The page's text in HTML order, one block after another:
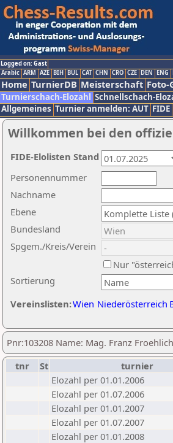
Logged on: Gast
Arabic ARM AZE BIH BUL CAT CHN CRO CZE DEN ENG
Home TurnierDB Meisterschaft Foto-
Turnierschach-Elozahl Schnellschach-
Allgemeines Turnier anmelden: AUT FIDE
Willkommen bei den
Nachname
Ebene
Sortierung
Personennummer
Bundesland
Spgem./Kreis/Verein
Nur
Vereinslisten:Wien Niederösterreich
FIDE-Elolisten Stand
Pnr:103208 Name: Mag. Franz
tnr
St turnier
Elozahl per 01.01.2006
Elozahl per 01.07.2006
Elozahl per 01.01.2007
Elozahl per 01.07.2007
Elozahl per 01.01.2008